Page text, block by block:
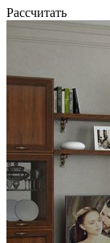
Рассчитать